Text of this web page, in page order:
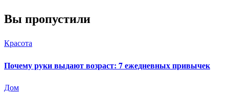
Вы пропустили
Красота
Почему руки выдают возраст: 7 ежедневных привычек
Дом